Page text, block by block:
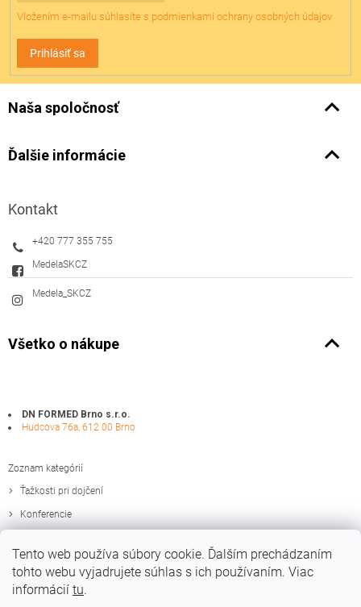
Tento web používa súbory cookie. Ďalším prechádzaním
tohto webu vyjadrujete súhlas s ich používaním. Viac
informácií tu.
Vložením e-mailu súhlasíte s podmienkami ochrany osobných údajov
Prihlásiť sa
Naša spoločnosť
Ďalšie informácie
Kontakt
+420 777 355 755
MedelaSKCZ
Medela_SKCZ
Všetko o nákupe
DN FORMED Brno s.r.o.
Hudcova 76a, 612 00 Brno
Zoznam kategórií
Ťažkosti pri dojčení
Konferencie
Edukačné materiály